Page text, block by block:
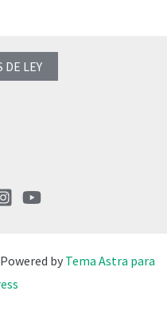
DE LEY
by Tema Astra para